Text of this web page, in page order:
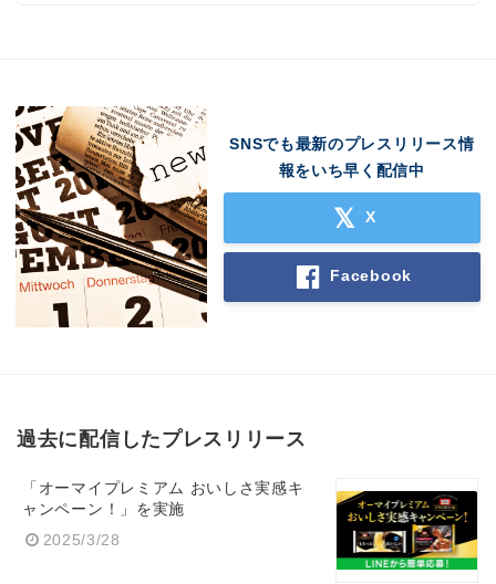
SNSでも最新のプレスリリース情
報をいち早く配信中
X
Facebook
過去に配信したプレスリリース
「オーマイプレミアム おいしさ実感キ
ャンペーン！」を実施
2025/3/28